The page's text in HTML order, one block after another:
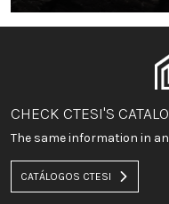
CHECK CTESI'S
The same information in
CATÁLOGOS CTESI